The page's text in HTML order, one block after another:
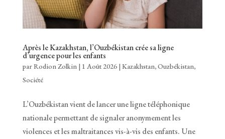
Après le Kazakhstan, l’Ouzbékistan crée sa ligne
d’urgence pour les enfants
parRodion Zolkin | 1 Août 2026| Kazakhstan,Ouzbékistan,
Société
L’Ouzbékistan vient de lancer une ligne téléphonique
nationale permettant de signaler anonymement les
violences et les maltraitances vis-à-vis des enfants. Une